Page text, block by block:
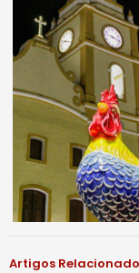
Artigos